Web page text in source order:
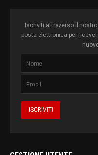
Iscriviti attraverso il
posta elettronica per